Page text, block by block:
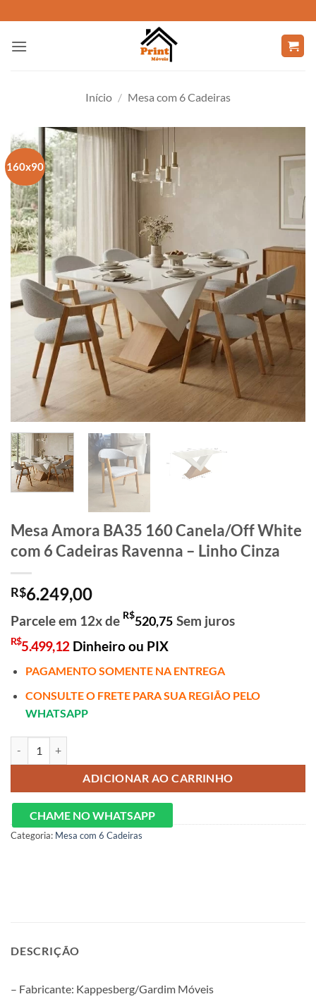
to
content
Início / Mesa com 6 Cadeiras
160x90
Mesa Amora BA35 160 Canela/Off White
com 6 Cadeiras Ravenna – Linho Cinza
R$6.249,00
Parcele em 12x de R$520,75 Sem juros
R$5.499,12 Dinheiro ou PIX
PAGAMENTO SOMENTE NA ENTREGA
CONSULTE O FRETE PARA SUA REGIÃO PELO
WHATSAPP
ADICIONAR AO CARRINHO
CHAME NO WHATSAPP
Categoria: Mesa com 6 Cadeiras
DESCRIÇÃO
– Fabricante: Kappesberg/Gardim Móveis